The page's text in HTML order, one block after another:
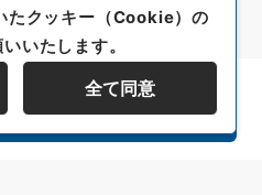
層を表示する
たクッキー（Cookie）の
いたします。
全て同意